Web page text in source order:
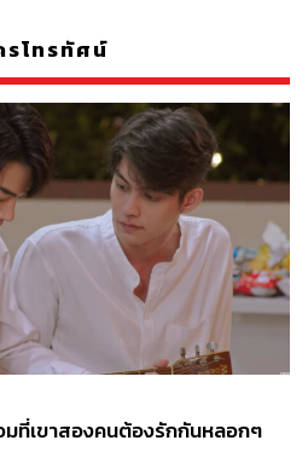
รโทรทัศน์
มที่เขาสองคนต้องรักกันหลอกๆ